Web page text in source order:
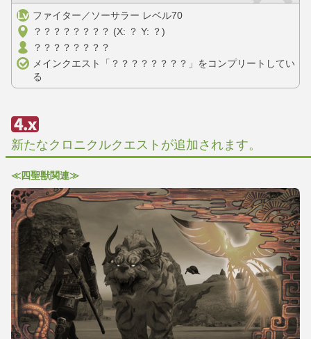
ファイター／ソーサラー レベル70
？？？？？？？？ (X: ？ Y: ？)
？？？？？？？？
メインクエスト「？？？？？？？？」をコンプリートしてい
る
新たなクロニクルクエストが追加されます。
≪四聖獣関連≫